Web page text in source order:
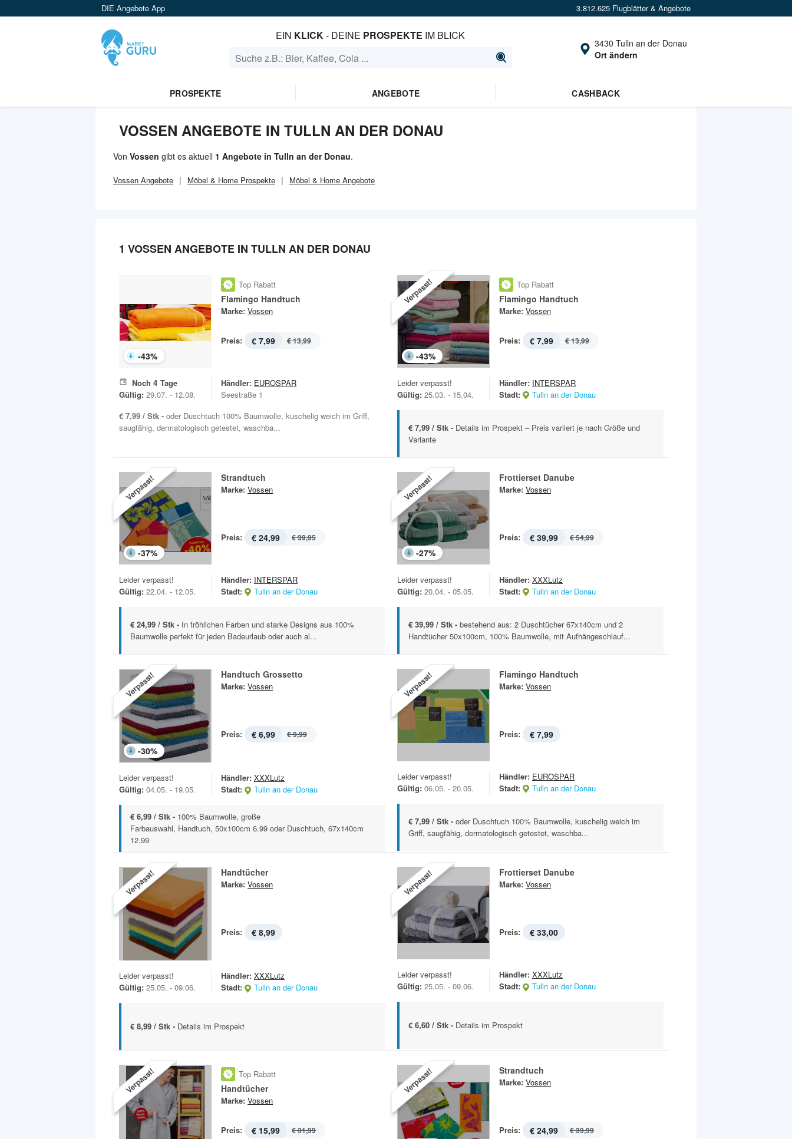
DIE Angebote App 3.812.625 Flugblätter & Angebote
EIN KLICK- DEINE PROSPEKTE IM BLICK
3430 Tulln an der Donau
Ort ändern
PROSPEKTE ANGEBOTE CASHBACK
VOSSEN ANGEBOTE IN TULLN AN DER DONAU
Von Vossen gibt es aktuell 1 Angebote in Tulln an der Donau.
Vossen Angebote Möbel & Home Prospekte Möbel & Home Angebote
1 VOSSEN ANGEBOTE IN TULLN AN DER DONAU
-43%
Top Rabatt
Flamingo Handtuch
Marke: Vossen
Preis: € 7,99 € 13,99
Noch 4 Tage
Gültig: 29.07. - 12.08.
Händler: EUROSPAR
Seestraße 1
€ 7,99 / Stk - oder Duschtuch 100% Baumwolle, kuschelig weich im Griff,
saugfähig, dermatologisch getestet, waschba...
Verpasst!
-43%
Top Rabatt
Flamingo Handtuch
Marke: Vossen
Preis: € 7,99 € 13,99
Leider verpasst!
Gültig: 25.03. - 15.04.
Händler: INTERSPAR
Stadt:
Tulln an der Donau
€ 7,99 / Stk - Details im Prospekt – Preis variiert je nach Größe und
Variante
Verpasst!
-37%
Strandtuch
Marke: Vossen
Preis: € 24,99 € 39,95
Leider verpasst!
Gültig: 22.04. - 12.05.
Händler: INTERSPAR
Stadt:
Tulln an der Donau
€ 24,99 / Stk - In fröhlichen Farben und starke Designs aus 100%
Baumwolle perfekt für jeden Badeurlaub oder auch al...
Verpasst!
-27%
Frottierset Danube
Marke: Vossen
Preis: € 39,99 € 54,99
Leider verpasst!
Gültig: 20.04. - 05.05.
Händler: XXXLutz
Stadt:
Tulln an der Donau
€ 39,99 / Stk - bestehend aus: 2 Duschtücher 67x140cm und 2
Handtücher 50x100cm, 100% Baumwolle, mit Aufhängeschlauf...
Verpasst!
-30%
Handtuch Grossetto
Marke: Vossen
Preis: € 6,99 € 9,99
Leider verpasst!
Gültig: 04.05. - 19.05.
Händler: XXXLutz
Stadt:
Tulln an der Donau
€ 6,99 / Stk - 100% Baumwolle, große
Farbauswahl, Handtuch, 50x100cm 6.99 oder Duschtuch, 67x140cm
12.99
Verpasst! Flamingo Handtuch
Marke: Vossen
Preis: € 7,99
Leider verpasst!
Gültig: 06.05. - 20.05.
Händler: EUROSPAR
Stadt:
Tulln an der Donau
€ 7,99 / Stk - oder Duschtuch 100% Baumwolle, kuschelig weich im
Griff, saugfähig, dermatologisch getestet, waschba...
Verpasst! Handtücher
Marke: Vossen
Preis: € 8,99
Leider verpasst!
Gültig: 25.05. - 09.06.
Händler: XXXLutz
Stadt:
Tulln an der Donau
€ 8,99 / Stk - Details im Prospekt
Verpasst! Frottierset Danube
Marke: Vossen
Preis: € 33,00
Leider verpasst!
Gültig: 25.05. - 09.06.
Händler: XXXLutz
Stadt:
Tulln an der Donau
€ 6,60 / Stk - Details im Prospekt
Verpasst! Top Rabatt
Handtücher
Marke: Vossen
Preis: € 15,99 € 31,99
Verpasst! Strandtuch
Marke: Vossen
Preis: € 24,99 € 39,99